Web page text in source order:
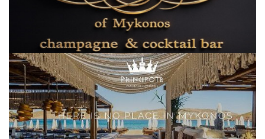
Elections 2023
Γλώσσα
Ελληνικά English